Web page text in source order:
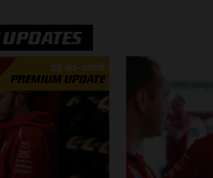
UPDATES
25-01-2026
PREMIUM UPDATE